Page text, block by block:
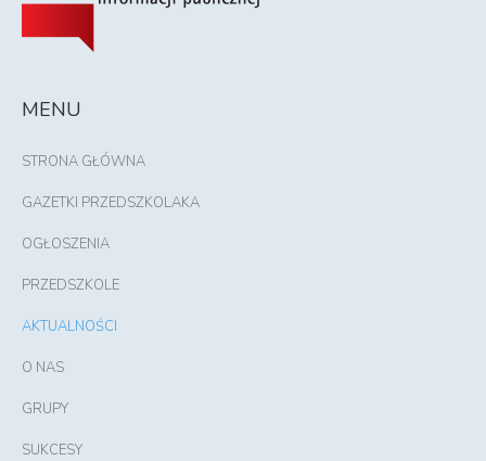
MENU
STRONA GŁÓWNA
GAZETKI PRZEDSZKOLAKA
OGŁOSZENIA
PRZEDSZKOLE
AKTUALNOŚCI
O NAS
GRUPY
SUKCESY